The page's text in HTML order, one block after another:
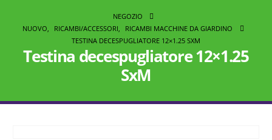
NEGOZIO
NUOVO, RICAMBI/ACCESSORI,
RICAMBI MACCHINE DA GIARDINO
TESTINA DECESPUGLIATORE 12×1.25 SXM
Testina decespugliatore 12×1.25
SxM